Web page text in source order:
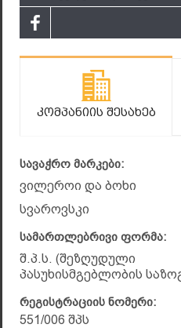
Კომპანიის Შესახებ
სავაჭრო მარკები:
ვილეროი და ბოხი
სვაროვსკი
სამართლებრივი ფორმა:
შ.პ.ს. (შეზღუდული
პასუხისმგებლობის
რეგისტრაციის ნომერი:
551/006 შპს